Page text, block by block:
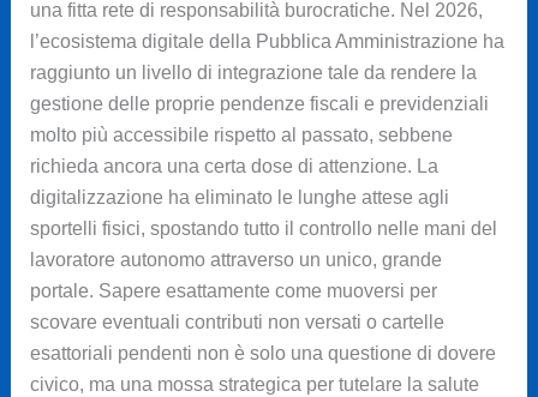
una fitta rete di responsabilità burocratiche. Nel 2026,
l’ecosistema digitale della Pubblica Amministrazione ha
raggiunto un livello di integrazione tale da rendere la
gestione delle proprie pendenze fiscali e previdenziali
molto più accessibile rispetto al passato, sebbene
richieda ancora una certa dose di attenzione. La
digitalizzazione ha eliminato le lunghe attese agli
sportelli fisici, spostando tutto il controllo nelle mani del
lavoratore autonomo attraverso un unico, grande
portale. Sapere esattamente come muoversi per
scovare eventuali contributi non versati o cartelle
esattoriali pendenti non è solo una questione di dovere
civico, ma una mossa strategica per tutelare la salute